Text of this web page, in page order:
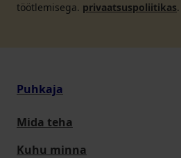
töötlemisega. privaatsuspoliitikas.
Puhkaja
Mida teha
Kuhu minna